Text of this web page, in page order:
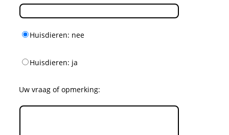
Huisdieren: nee
Huisdieren: ja
Uw vraag of opmerking: